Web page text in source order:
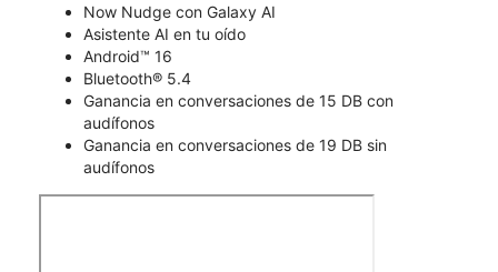
Now Nudge con Galaxy AI
Asistente AI en tu oído
Android™ 16
Bluetooth® 5.4
Ganancia en conversaciones de 15 DB con
audífonos
Ganancia en conversaciones de 19 DB sin
audífonos